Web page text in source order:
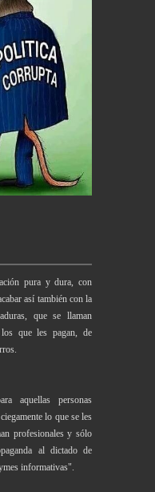
pura y dura, con
así también con la
que se llaman
que les pagan, de
aquellas personas
lo que se les
profesionales y sólo
al dictado de
informativas".